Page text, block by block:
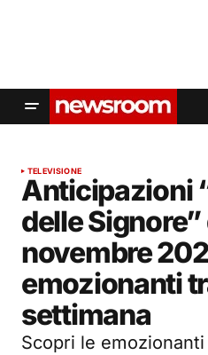
TELEVISIONE
Anticipazioni
delle Signore”
novembre
emozionanti
settimana
Scopri le